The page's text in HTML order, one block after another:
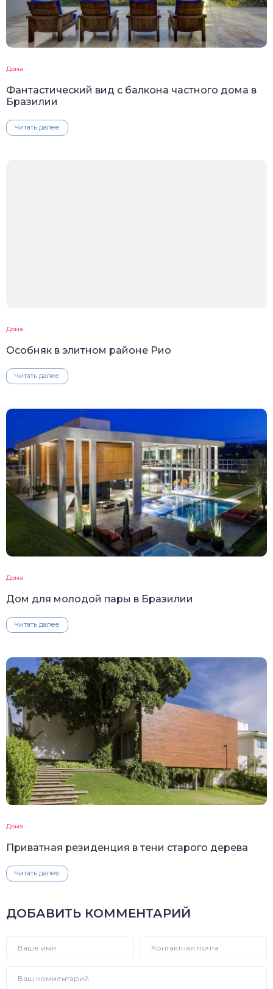
Дома
Фантастический вид с балкона частного дома в
Бразилии
Читать далее
Дома
Особняк в элитном районе Рио
Читать далее
Дома
Дом для молодой пары в Бразилии
Читать далее
Дома
Приватная резиденция в тени старого дерева
Читать далее
ДОБАВИТЬ КОММЕНТАРИЙ